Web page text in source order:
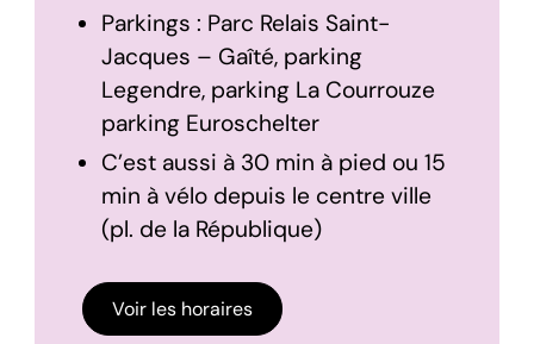
Parkings : Parc Relais Saint-
Jacques – Gaîté, parking
Legendre, parking La Courrouze
parking Euroschelter
C’est aussi à 30 min à pied ou 15
min à vélo depuis le centre ville
(pl. de la République)
Voir les horaires